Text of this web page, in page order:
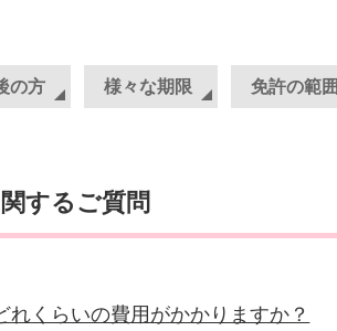
の方 様々な期限 免許の範囲
するご質問
れくらいの費用がかかりますか？